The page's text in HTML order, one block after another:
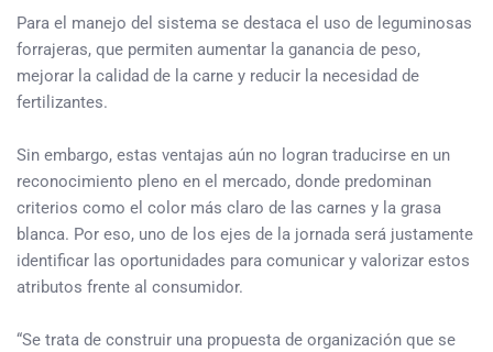
Para el manejo del sistema se destaca el uso de leguminosas
forrajeras, que permiten aumentar la ganancia de peso,
mejorar la calidad de la carne y reducir la necesidad de
fertilizantes.
Sin embargo, estas ventajas aún no logran traducirse en un
reconocimiento pleno en el mercado, donde predominan
criterios como el color más claro de las carnes y la grasa
blanca. Por eso, uno de los ejes de la jornada será justamente
identificar las oportunidades para comunicar y valorizar estos
atributos frente al consumidor.
“Se trata de construir una propuesta de organización que se